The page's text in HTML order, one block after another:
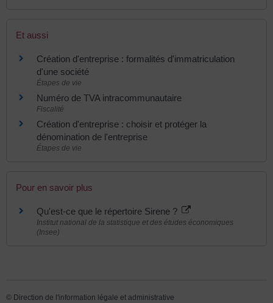
Et aussi
Création d'entreprise : formalités d'immatriculation
d'une société
Étapes de vie
Numéro de TVA intracommunautaire
Fiscalité
Création d'entreprise : choisir et protéger la
dénomination de l'entreprise
Étapes de vie
Pour en savoir plus
Qu'est-ce que le répertoire Sirene ?
Institut national de la statistique et des études économiques
(Insee)
© Direction de l'information légale et administrative